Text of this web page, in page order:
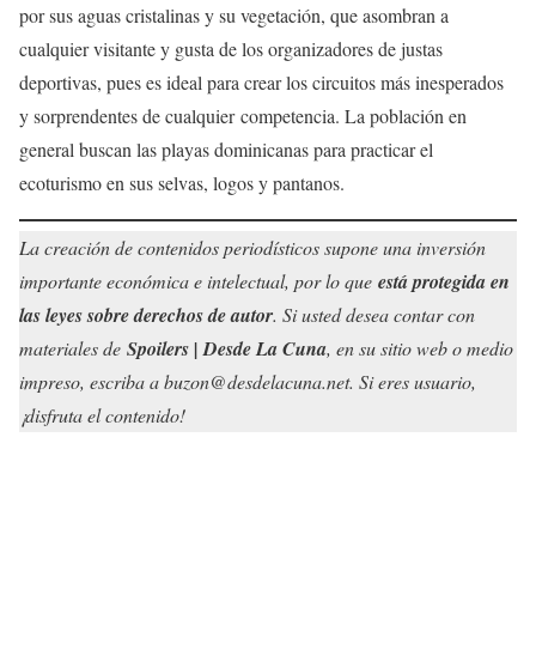
por sus aguas cristalinas y su vegetación, que asombran a
cualquier visitante y gusta de los organizadores de justas
deportivas, pues es ideal para crear los circuitos más inesperados
y sorprendentes de cualquier competencia. La población en
general buscan las playas dominicanas para practicar el
ecoturismo en sus selvas, logos y pantanos.
La creación de contenidos periodísticos supone una inversión
importante económica e intelectual, por lo que está protegida en
las leyes sobre derechos de autor. Si usted desea contar con
materiales de Spoilers | Desde La Cuna, en su sitio web o medio
impreso, escriba a buzon@desdelacuna.net. Si eres usuario,
¡disfruta el contenido!